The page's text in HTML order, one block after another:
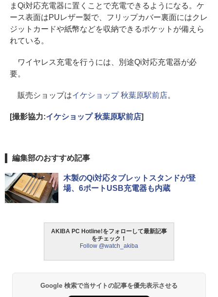
まQi対応充電器に置くことで充電できるようになる。ケ
ース表面はPUレザー製で、フリップカバー裏面にはクレ
ジットカードや紙幣などを収納できるポケットが備えら
れている。
ワイヤレス充電を行うには、別途Qi対応充電器が必
要。
販売ショップはイケショップ 秋葉原駅前店。
[撮影協力:イケショップ 秋葉原駅前店]
編集部のおすすめ記事
木製のQi対応タブレットスタンドが登
場、6ポートUSB充電器も内蔵
AKIBA PC Hotline!をフォローして最新記事
をチェック！
Follow @watch_akiba
Google 検索で当サイトの記事を優先表示させる